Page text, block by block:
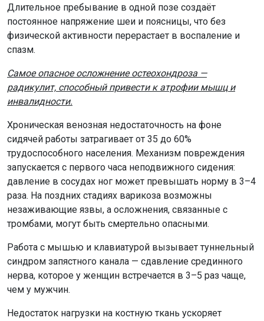
Длительное пребывание в одной позе создаёт
постоянное напряжение шеи и поясницы, что без
физической активности перерастает в воспаление и
спазм.
Самое опасное осложнение остеохондроза —
радикулит, способный привести к атрофии мышц и
инвалидности.
Хроническая венозная недостаточность на фоне
сидячей работы затрагивает от 35 до 60%
трудоспособного населения. Механизм повреждения
запускается с первого часа неподвижного сидения:
давление в сосудах ног может превышать норму в 3–4
раза. На поздних стадиях варикоза возможны
незаживающие язвы, а осложнения, связанные с
тромбами, могут быть смертельно опасными.
Работа с мышью и клавиатурой вызывает туннельный
синдром запястного канала — сдавление срединного
нерва, которое у женщин встречается в 3–5 раз чаще,
чем у мужчин.
Недостаток нагрузки на костную ткань ускоряет